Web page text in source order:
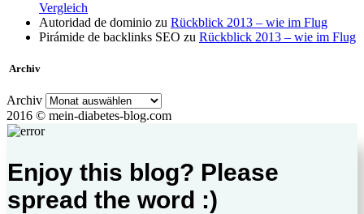
Vergleich
Autoridad de dominio zu Rückblick 2013 – wie im Flug
Pirámide de backlinks SEO zu Rückblick 2013 – wie im Flug
Archiv
Archiv
2016 © mein-diabetes-blog.com
Enjoy this blog? Please
spread the word :)